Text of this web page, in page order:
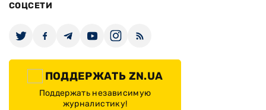
СОЦСЕТИ
ПОДДЕРЖАТЬ ZN.UA
Поддержать независимую
журналистику!